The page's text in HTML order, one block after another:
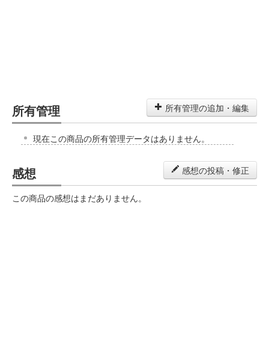
所有管理 所有管理の追加・編集
現在この商品の所有管理データはありません。
感想 感想の投稿・修正
この商品の感想はまだありません。